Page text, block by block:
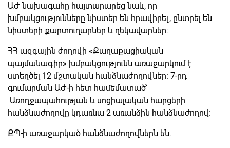
ԱԺ նախագահը հայտարարեց նաև, որ
խմբակցությունները նիստեր են հրավիրել, ընտրել են
նիստերի քարտուղարներ և ղեկավարներ:
ՀՀ ազգային ժողովի «Քաղաքացիական
պայմանագիր» խմբակցությունն առաջարկում է
ստեղծել 12 մշտական հանձնաժողովներ: 7-րդ
գումարման ԱԺ-ի հետ համեմատած՝
Առողջապահության և սոցիալական հարցերի
հանձնաժողովը կդառնա 2 առանձին հանձնաժողով:
ՔՊ-ի առաջարկած հանձնաժողովներն են.